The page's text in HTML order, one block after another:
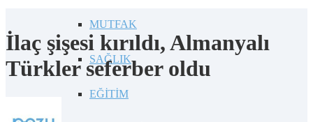
MUTFAK
SAĞLIK
EĞİTİM
İlaç şişesi kırıldı, Almanyalı
Türkler seferber oldu